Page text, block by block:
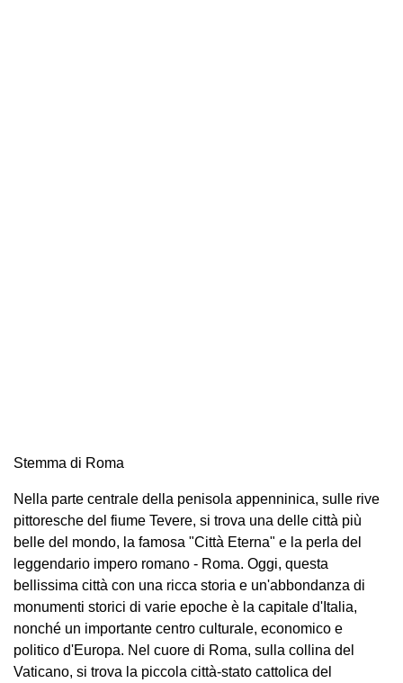
Stemma di Roma
Nella parte centrale della penisola appenninica, sulle rive
pittoresche del fiume Tevere, si trova una delle città più
belle del mondo, la famosa "Città Eterna" e la perla del
leggendario impero romano - Roma. Oggi, questa
bellissima città con una ricca storia e un'abbondanza di
monumenti storici di varie epoche è la capitale d'Italia,
nonché un importante centro culturale, economico e
politico d'Europa. Nel cuore di Roma, sulla collina del
Vaticano, si trova la piccola città-stato cattolica del